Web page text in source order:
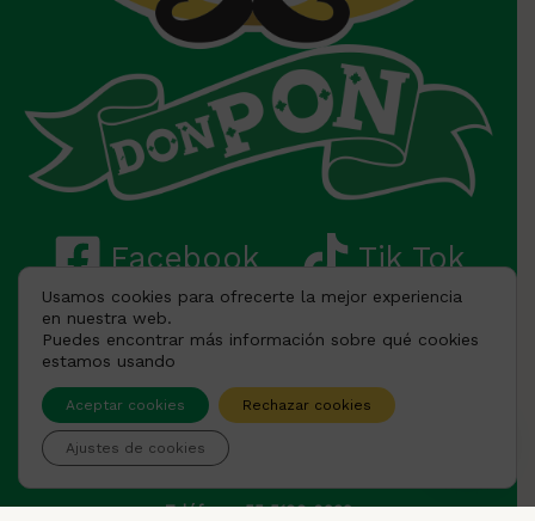
Facebook Tik Tok
Instagram
CONTÁCTANOS
Teléfono: 55 5199 0232
Usamos cookies para ofrecerte la mejor experiencia
en nuestra web.
Puedes encontrar más información sobre qué cookies
estamos usando
Aceptar cookies Rechazar cookies
Ajustes de cookies